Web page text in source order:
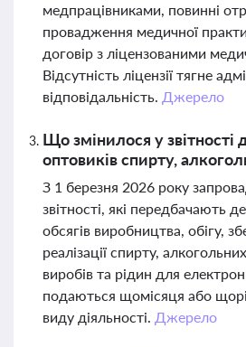
медпрацівниками, повинні
провадження медичної
договір з ліцензованими
Відсутність ліцензії тягне
відповідальність. Джерело
Що змінилося у звітності
оптовиків спирту,
З 1 березня 2026 року
звітності, які передбачають
обсягів виробництва, обігу,
реалізації спирту,
виробів та рідин для
подаються щомісяця або
виду діяльності. Джерело